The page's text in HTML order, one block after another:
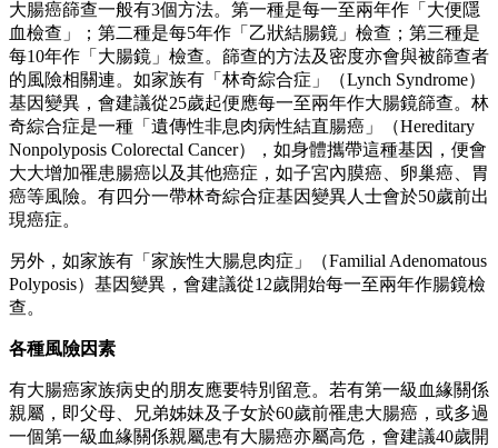
大腸癌篩查一般有3個方法。第一種是每一至兩年作「大便隱
血檢查」；第二種是每5年作「乙狀結腸鏡」檢查；第三種是
每10年作「大腸鏡」檢查。篩查的方法及密度亦會與被篩查者
的風險相關連。如家族有「林奇綜合症」（Lynch Syndrome）
基因變異，會建議從25歲起便應每一至兩年作大腸鏡篩查。林
奇綜合症是一種「遺傳性非息肉病性結直腸癌」（Hereditary
Nonpolyposis Colorectal Cancer），如身體攜帶這種基因，便會
大大增加罹患腸癌以及其他癌症，如子宮內膜癌、卵巢癌、胃
癌等風險。有四分一帶林奇綜合症基因變異人士會於50歲前出
現癌症。
另外，如家族有「家族性大腸息肉症」（Familial Adenomatous
Polyposis）基因變異，會建議從12歲開始每一至兩年作腸鏡檢
查。
各種風險因素
有大腸癌家族病史的朋友應要特別留意。若有第一級血緣關係
親屬，即父母、兄弟姊妹及子女於60歲前罹患大腸癌，或多過
一個第一級血緣關係親屬患有大腸癌亦屬高危，會建議40歲開